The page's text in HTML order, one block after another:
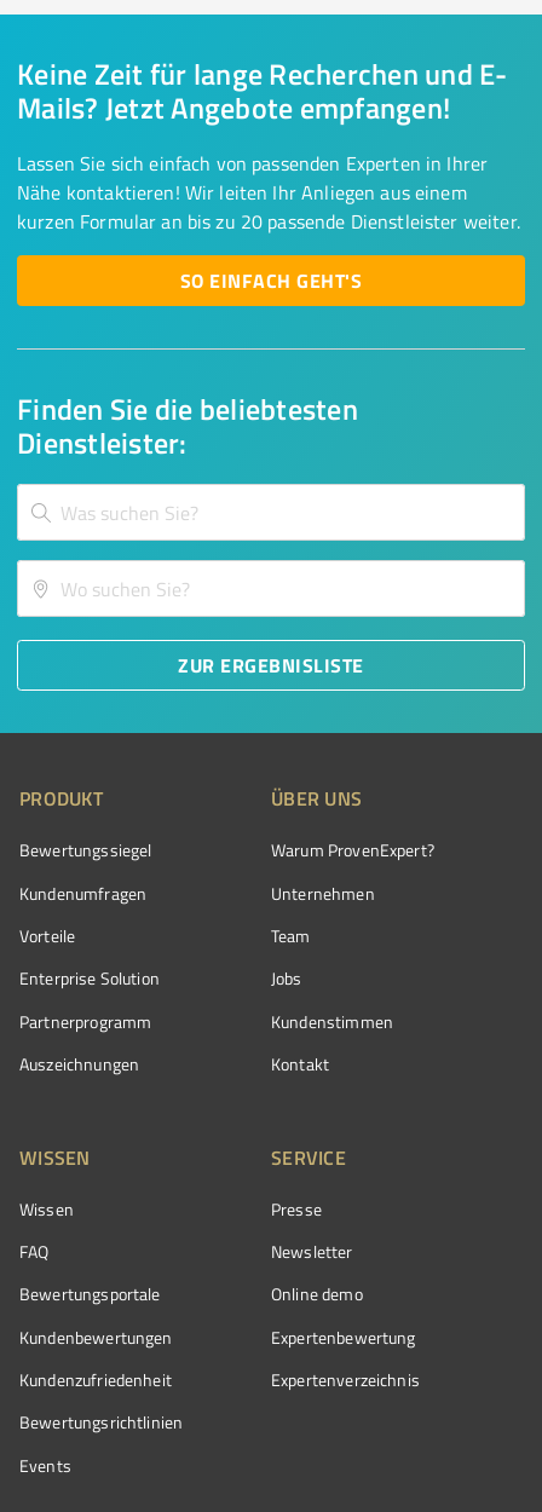
Finden Sie die beliebtesten
Dienstleister:
ZUR ERGEBNISLISTE
Keine Zeit für lange Recherchen und E-
Mails? Jetzt Angebote empfangen!
Lassen Sie sich einfach von passenden Experten in Ihrer
Nähe kontaktieren! Wir leiten Ihr Anliegen aus einem
kurzen Formular an bis zu 20 passende Dienstleister weiter.
SO EINFACH GEHT'S
PRODUKT
Bewertungssiegel
Kundenumfragen
Vorteile
Enterprise Solution
Partnerprogramm
Auszeichnungen
ÜBER UNS
Warum ProvenExpert?
Unternehmen
Team
Jobs
Kundenstimmen
Kontakt
WISSEN
Wissen
FAQ
Bewertungsportale
Kundenbewertungen
Kundenzufriedenheit
Bewertungs­richtlinien
Events
SERVICE
Presse
Newsletter
Online demo
Expertenbewertung
Expertenverzeichnis